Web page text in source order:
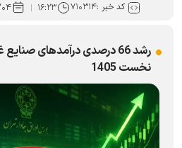
کد خبر :۷۱۰۳۱۴ ۱۶:۲۳
رشد 66 درصدی درآمدهای
نخست 1405